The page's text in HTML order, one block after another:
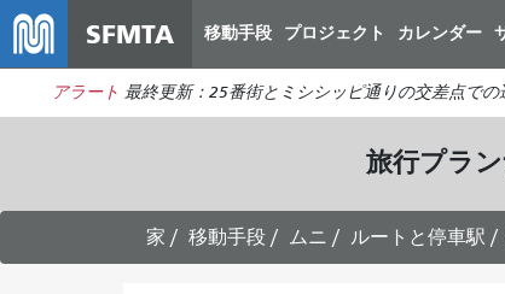
SFMTA 移動手段 プロジェクト カレンダー
アラート 最終更新：25番街とミシシッピ通りの交差点で
旅行プラ
家 移動手段 ムニ ルートと停車駅